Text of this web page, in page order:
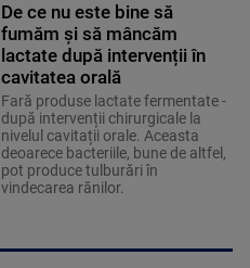
De ce nu este bine să
fumăm și să mâncăm
lactate după intervenții în
cavitatea orală
Fară produse lactate fermentate -
după intervenții chirurgicale la
nivelul cavitații orale. Aceasta
deoarece bacteriile, bune de altfel,
pot produce tulburări în
vindecarea rănilor.